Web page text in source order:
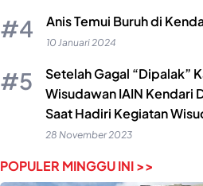
Anis Temui Buruh di
10 Januari 2024
Setelah Gagal “Dipalak”
Wisudawan IAIN Kendari
Saat Hadiri Kegiatan
28 November 2023
POPULER MINGGU INI >>